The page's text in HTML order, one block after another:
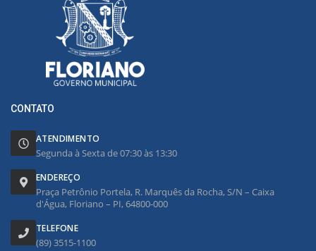
CONTATO
ATENDIMENTO
Segunda à Sexta de 07:30 às 13:30
ENDEREÇO
Praça Petrônio Portela, R. Marquês da Rocha, S/N – Caixa
d'Água, Floriano – PI, 64800-000
TELEFONE
(89) 3515-1100